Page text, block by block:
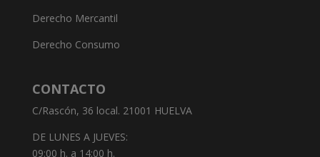
Derecho Mercantil
Derecho Consumo
CONTACTO
C/Rascón, 36 local. 21001 HUELVA
DE LUNES A JUEVES:
09:00 h. a 14:00 h.